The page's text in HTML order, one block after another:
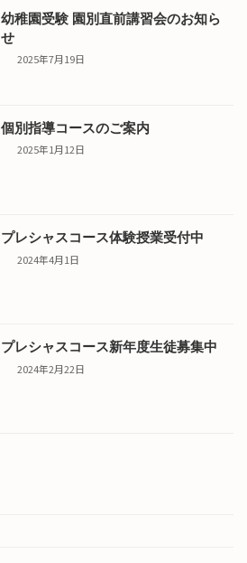
幼稚園受験 園別直前講習会のお知ら
せ
2025年7月19日
個別指導コースのご案内
2025年1月12日
プレシャスコース体験授業受付中
2024年4月1日
プレシャスコース新年度生徒募集中
2024年2月22日